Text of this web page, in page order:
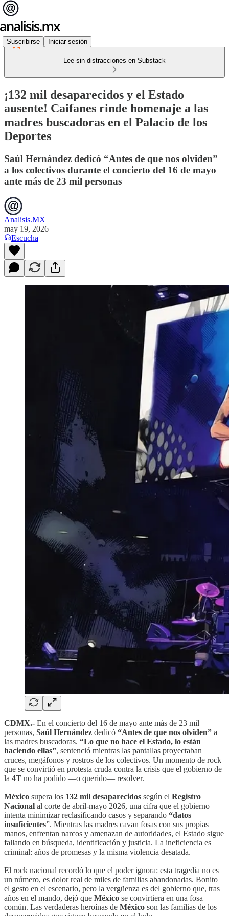
Suscribirse Iniciar sesión
Lee sin distracciones en Substack
¡132 mil desaparecidos y el Estado
ausente! Caifanes rinde homenaje a las
madres buscadoras en el Palacio de los
Deportes
Saúl Hernández dedicó “Antes de que nos olviden”
a los colectivos durante el concierto del 16 de mayo
ante más de 23 mil personas
Analisis.MX
may 19, 2026
Escucha
CDMX.- En el concierto del 16 de mayo ante más de 23 mil
personas, Saúl Hernández dedicó “Antes de que nos olviden” a
las madres buscadoras. “Lo que no hace el Estado, lo están
haciendo ellas”, sentenció mientras las pantallas proyectaban
cruces, megáfonos y rostros de los colectivos. Un momento de rock
que se convirtió en protesta cruda contra la crisis que el gobierno de
la 4T no ha podido —o querido— resolver.
México supera los 132 mil desaparecidos según el Registro
Nacional al corte de abril-mayo 2026, una cifra que el gobierno
intenta minimizar reclasificando casos y separando “datos
insuficientes”. Mientras las madres cavan fosas con sus propias
manos, enfrentan narcos y amenazan de autoridades, el Estado sigue
fallando en búsqueda, identificación y justicia. La ineficiencia es
criminal: años de promesas y la misma violencia desatada.
El rock nacional recordó lo que el poder ignora: esta tragedia no es
un número, es dolor real de miles de familias abandonadas. Bonito
el gesto en el escenario, pero la vergüenza es del gobierno que, tras
años en el mando, dejó que México se convirtiera en una fosa
común. Las verdaderas heroínas de México son las familias de los